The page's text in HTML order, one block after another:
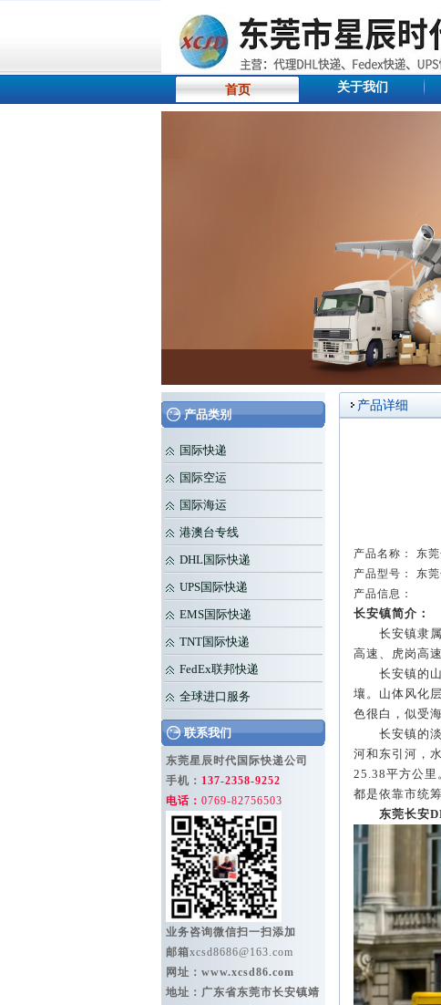
首页 关于我们
产品类别
国际快递
国际空运
国际海运
港澳台专线
DHL国际快递
UPS国际快递
EMS国际快递
TNT国际快递
FedEx联邦快递
全球进口服务
联系我们
东莞星辰时代国际快递公司
手机： 137-2358-9252
电话： 0769-82756503
业务咨询微信扫一扫添加
邮箱xcsd8686@163.com
网址： www.xcsd86.com
地址：广东省东莞市长安镇靖
产品详细
产品名称： 东
产品型号： 东
产品信息：
长安镇简介：
长安镇隶属
高速、虎岗高
长安镇的山
壤。山体风化
色很白，似受
长安镇的淡
河和东引河，
25.38平方公里
都是依靠市统筹
东莞长安